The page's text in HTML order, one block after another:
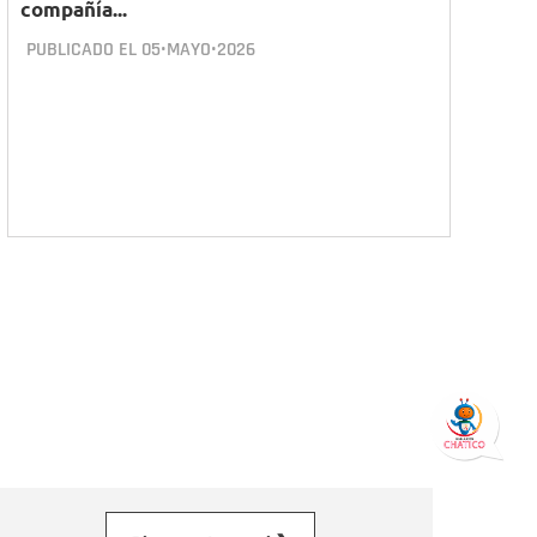
compañía...
PUBLICADO EL 05•MAYO•2026